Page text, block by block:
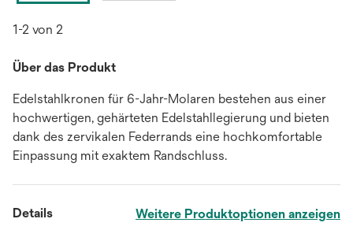
1-2 von 2
Über das Produkt
Edelstahlkronen für 6-Jahr-Molaren bestehen aus einer
hochwertigen, gehärteten Edelstahllegierung und bieten
dank des zervikalen Federrands eine hochkomfortable
Einpassung mit exaktem Randschluss.
Details Weitere Produktoptionen anzeigen